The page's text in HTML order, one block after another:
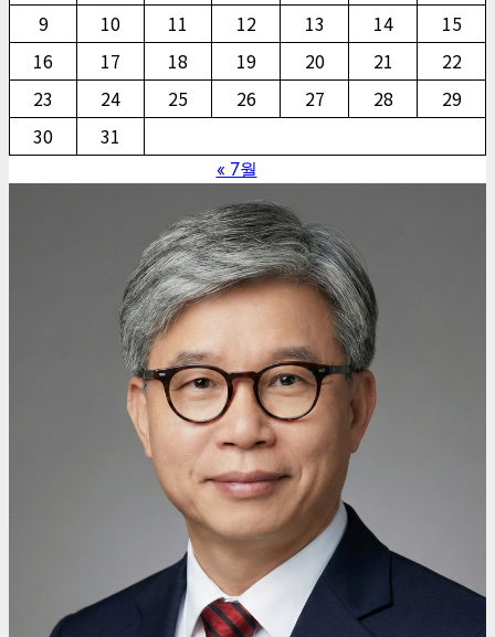
9
10 11 12 13 14
15
16
17 18 19 20 21
22
23
24 25 26 27 28
29
30
31
« 7월